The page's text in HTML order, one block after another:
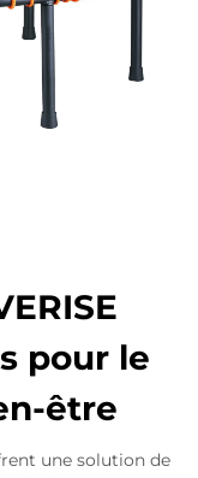
pour le
être
une solution de